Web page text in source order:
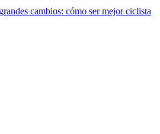
cambios: cómo ser mejor ciclista